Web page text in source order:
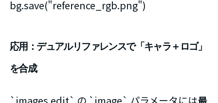
bg.save("reference_rgb.png")
応用：デュアルリファレンスで「キャラ＋ロゴ」
を合成